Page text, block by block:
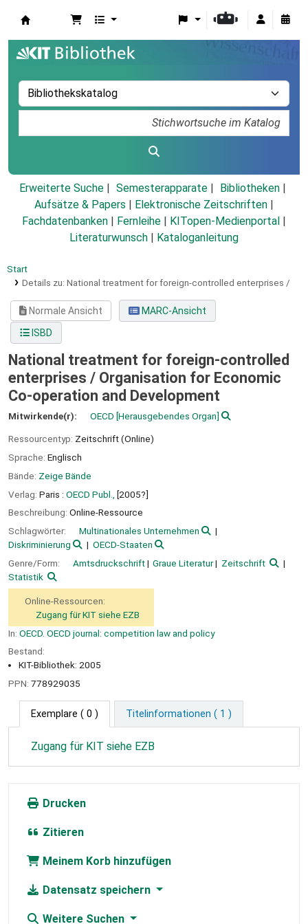
Erweiterte Suche Semesterapparate
Bibliotheken
Aufsätze & Papers
Elektronische Zeitschriften
Fachdatenbanken
Fernleihe KITopen-Medienportal
Literaturwunsch
Kataloganleitung
Start
Details zu: National treatment for foreign-controlled enterprises /
Normale Ansicht
MARC-Ansicht
ISBD
National treatment for foreign-controlled
enterprises / Organisation for Economic
Co-operation and Development
Mitwirkende(r): OECD [Herausgebendes Organ]
Ressourcentyp: Zeitschrift (Online)
Sprache: Englisch
Bände: Zeige Bände
Verlag: Paris : OECD Publ.,
[2005?]
Beschreibung: Online-Ressource
Schlagwörter:
Multinationales Unternehmen
Diskriminierung
OECD-Staaten
Genre/Form:
Amtsdruckschrift Graue Literatur
Zeitschrift
Statistik
Online-Ressourcen:
Zugang für KIT siehe EZB
In: OECD. OECD journal: competition law and policy
Bestand:
KIT-Bibliothek: 2005
PPN: 778929035
Exemplare ( 0 ) Titelinformationen ( 1 )
Zugang für KIT siehe EZB
Drucken
Zitieren
Meinem Korb hinzufügen
Datensatz speichern
Weitere Suchen